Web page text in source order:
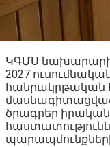
ԿԳՄՍ
2027
հանրակրթական
ծրագրեր